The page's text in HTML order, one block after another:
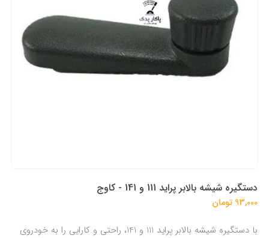
دستگيره شيشه بالابر پرايد 111 و 141 - کاوج
93,000 تومان
با دستگیره شیشه بالابر پراید 111 و 141، راحتی و کارایی را به خودروی